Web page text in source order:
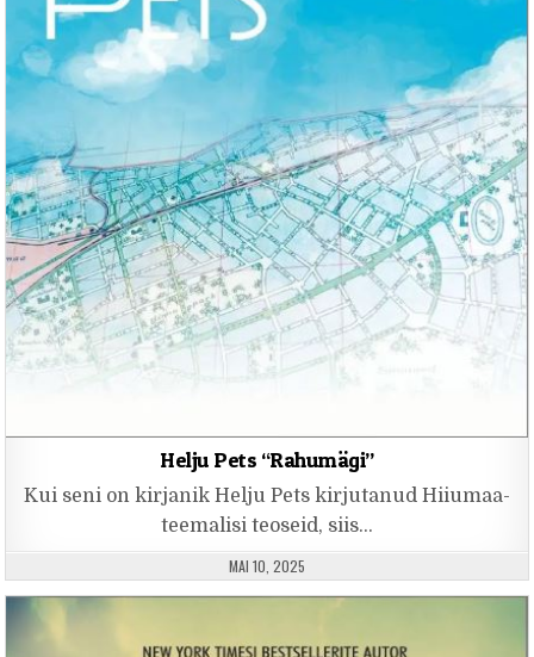
Helju Pets “Rahumägi”
Kui seni on kirjanik Helju Pets kirjutanud Hiiumaa-
teemalisi teoseid, siis…
PUBLISHED DATE:
MAI 10, 2025